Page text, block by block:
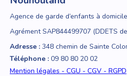
Agence de garde d’enfants à
Agrément SAP844499707 (DDETS
Adresse : 348 chemin de Sainte
Téléphone : 09 80 80 20 02
Mention légales - CGU - CGV - RGPD